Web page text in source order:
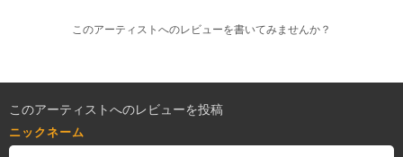
このアーティストへのレビューを書いてみませんか？
このアーティストへのレビューを投稿
ニックネーム